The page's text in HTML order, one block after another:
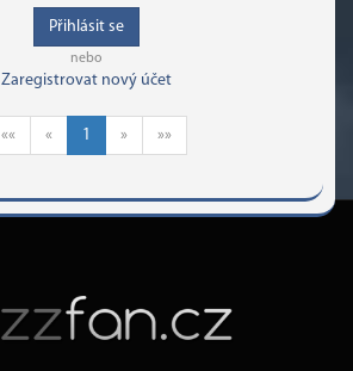
Přihlásit se
nebo
Zaregistrovat nový účet
«« « 1 » »»